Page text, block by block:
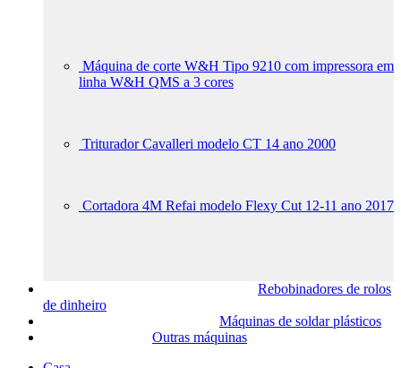
Máquina de corte W&H Tipo 9210 com impressora em
linha W&H QMS a 3 cores
Triturador Cavalleri modelo CT 14 ano 2000
Cortadora 4M Refai modelo Flexy Cut 12-11 ano 2017
Rebobinadores de rolos
de dinheiro
Máquinas de soldar plásticos
Outras máquinas